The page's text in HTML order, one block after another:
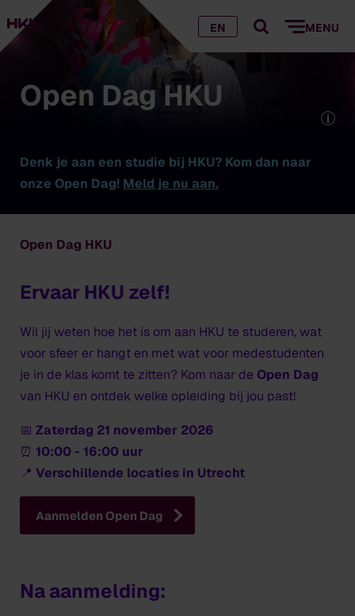
EN MENU
Open Dag HKU
Denk je aan een studie bij HKU? Kom dan naar
onze Open Dag! Meld je nu aan.
Open Dag HKU
Ervaar HKU zelf!
Wil jij weten hoe het is om aan HKU te studeren, wat
voor sfeer er hangt en met wat voor medestudenten
je in de klas komt te zitten? Kom naar de Open Dag
van HKU en ontdek welke opleiding bij jou past!
📅 Zaterdag 21 november 2026
⏰ 10:00 - 16:00 uur
📍 Verschillende locaties in Utrecht
Aanmelden Open Dag
Na aanmelding: